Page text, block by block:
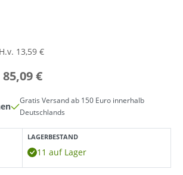
13,59 €
€
Gratis Versand ab 150 Euro innerhalb
Deutschlands
LAGERBESTAND
11 auf Lager